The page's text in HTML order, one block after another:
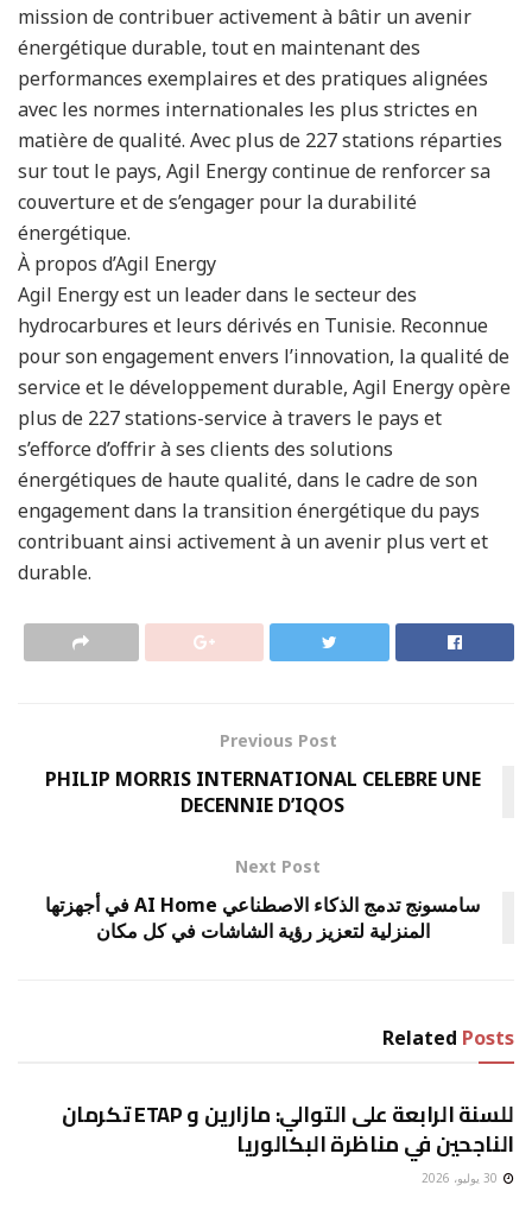
mission de contribuer activement à bâtir un avenir
énergétique durable, tout en maintenant des
performances exemplaires et des pratiques alignées
avec les normes internationales les plus strictes en
matière de qualité. Avec plus de 227 stations réparties
sur tout le pays, Agil Energy continue de renforcer sa
couverture et de s’engager pour la durabilité
énergétique.
À propos d’Agil Energy
Agil Energy est un leader dans le secteur des
hydrocarbures et leurs dérivés en Tunisie. Reconnue
pour son engagement envers l’innovation, la qualité de
service et le développement durable, Agil Energy opère
plus de 227 stations-service à travers le pays et
s’efforce d’offrir à ses clients des solutions
énergétiques de haute qualité, dans le cadre de son
engagement dans la transition énergétique du pays
contribuant ainsi activement à un avenir plus vert et
durable.
Previous Post
PHILIP MORRIS INTERNATIONAL CELEBRE UNE
DECENNIE D’IQOS
Next Post
سامسونج تدمج الذكاء الاصطناعي AI Home في أجهزتها
المنزلية لتعزيز رؤية الشاشات في كل مكان
Related Posts
للسنة الرابعة على التوالي: مازارين و ETAP تكرمان
الناجحين في مناظرة البكالوريا